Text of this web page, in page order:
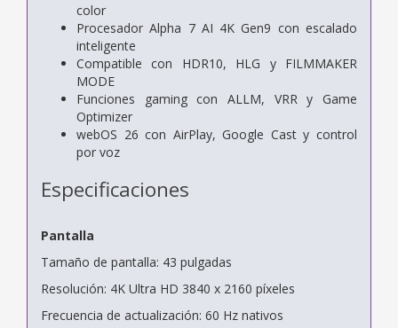
color
Procesador Alpha 7 AI 4K Gen9 con escalado
inteligente
Compatible con HDR10, HLG y FILMMAKER
MODE
Funciones gaming con ALLM, VRR y Game
Optimizer
webOS 26 con AirPlay, Google Cast y control
por voz
Especificaciones
Pantalla
Tamaño de pantalla: 43 pulgadas
Resolución: 4K Ultra HD 3840 x 2160 píxeles
Frecuencia de actualización: 60 Hz nativos